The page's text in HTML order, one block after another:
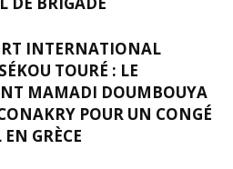
INTERNATIONAL
TOURÉ : LE
MAMADI DOUMBOUYA
POUR UN CONGÉ
GRÈCE